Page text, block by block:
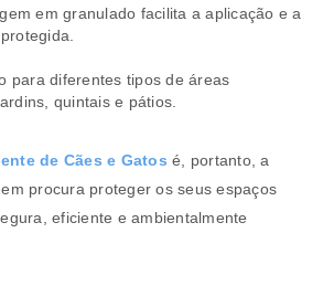
em granulado facilita a aplicação e a
para diferentes tipos de áreas
quintais e pátios.
de Cães e Gatos é, portanto, a
procura proteger os seus espaços
eficiente e ambientalmente